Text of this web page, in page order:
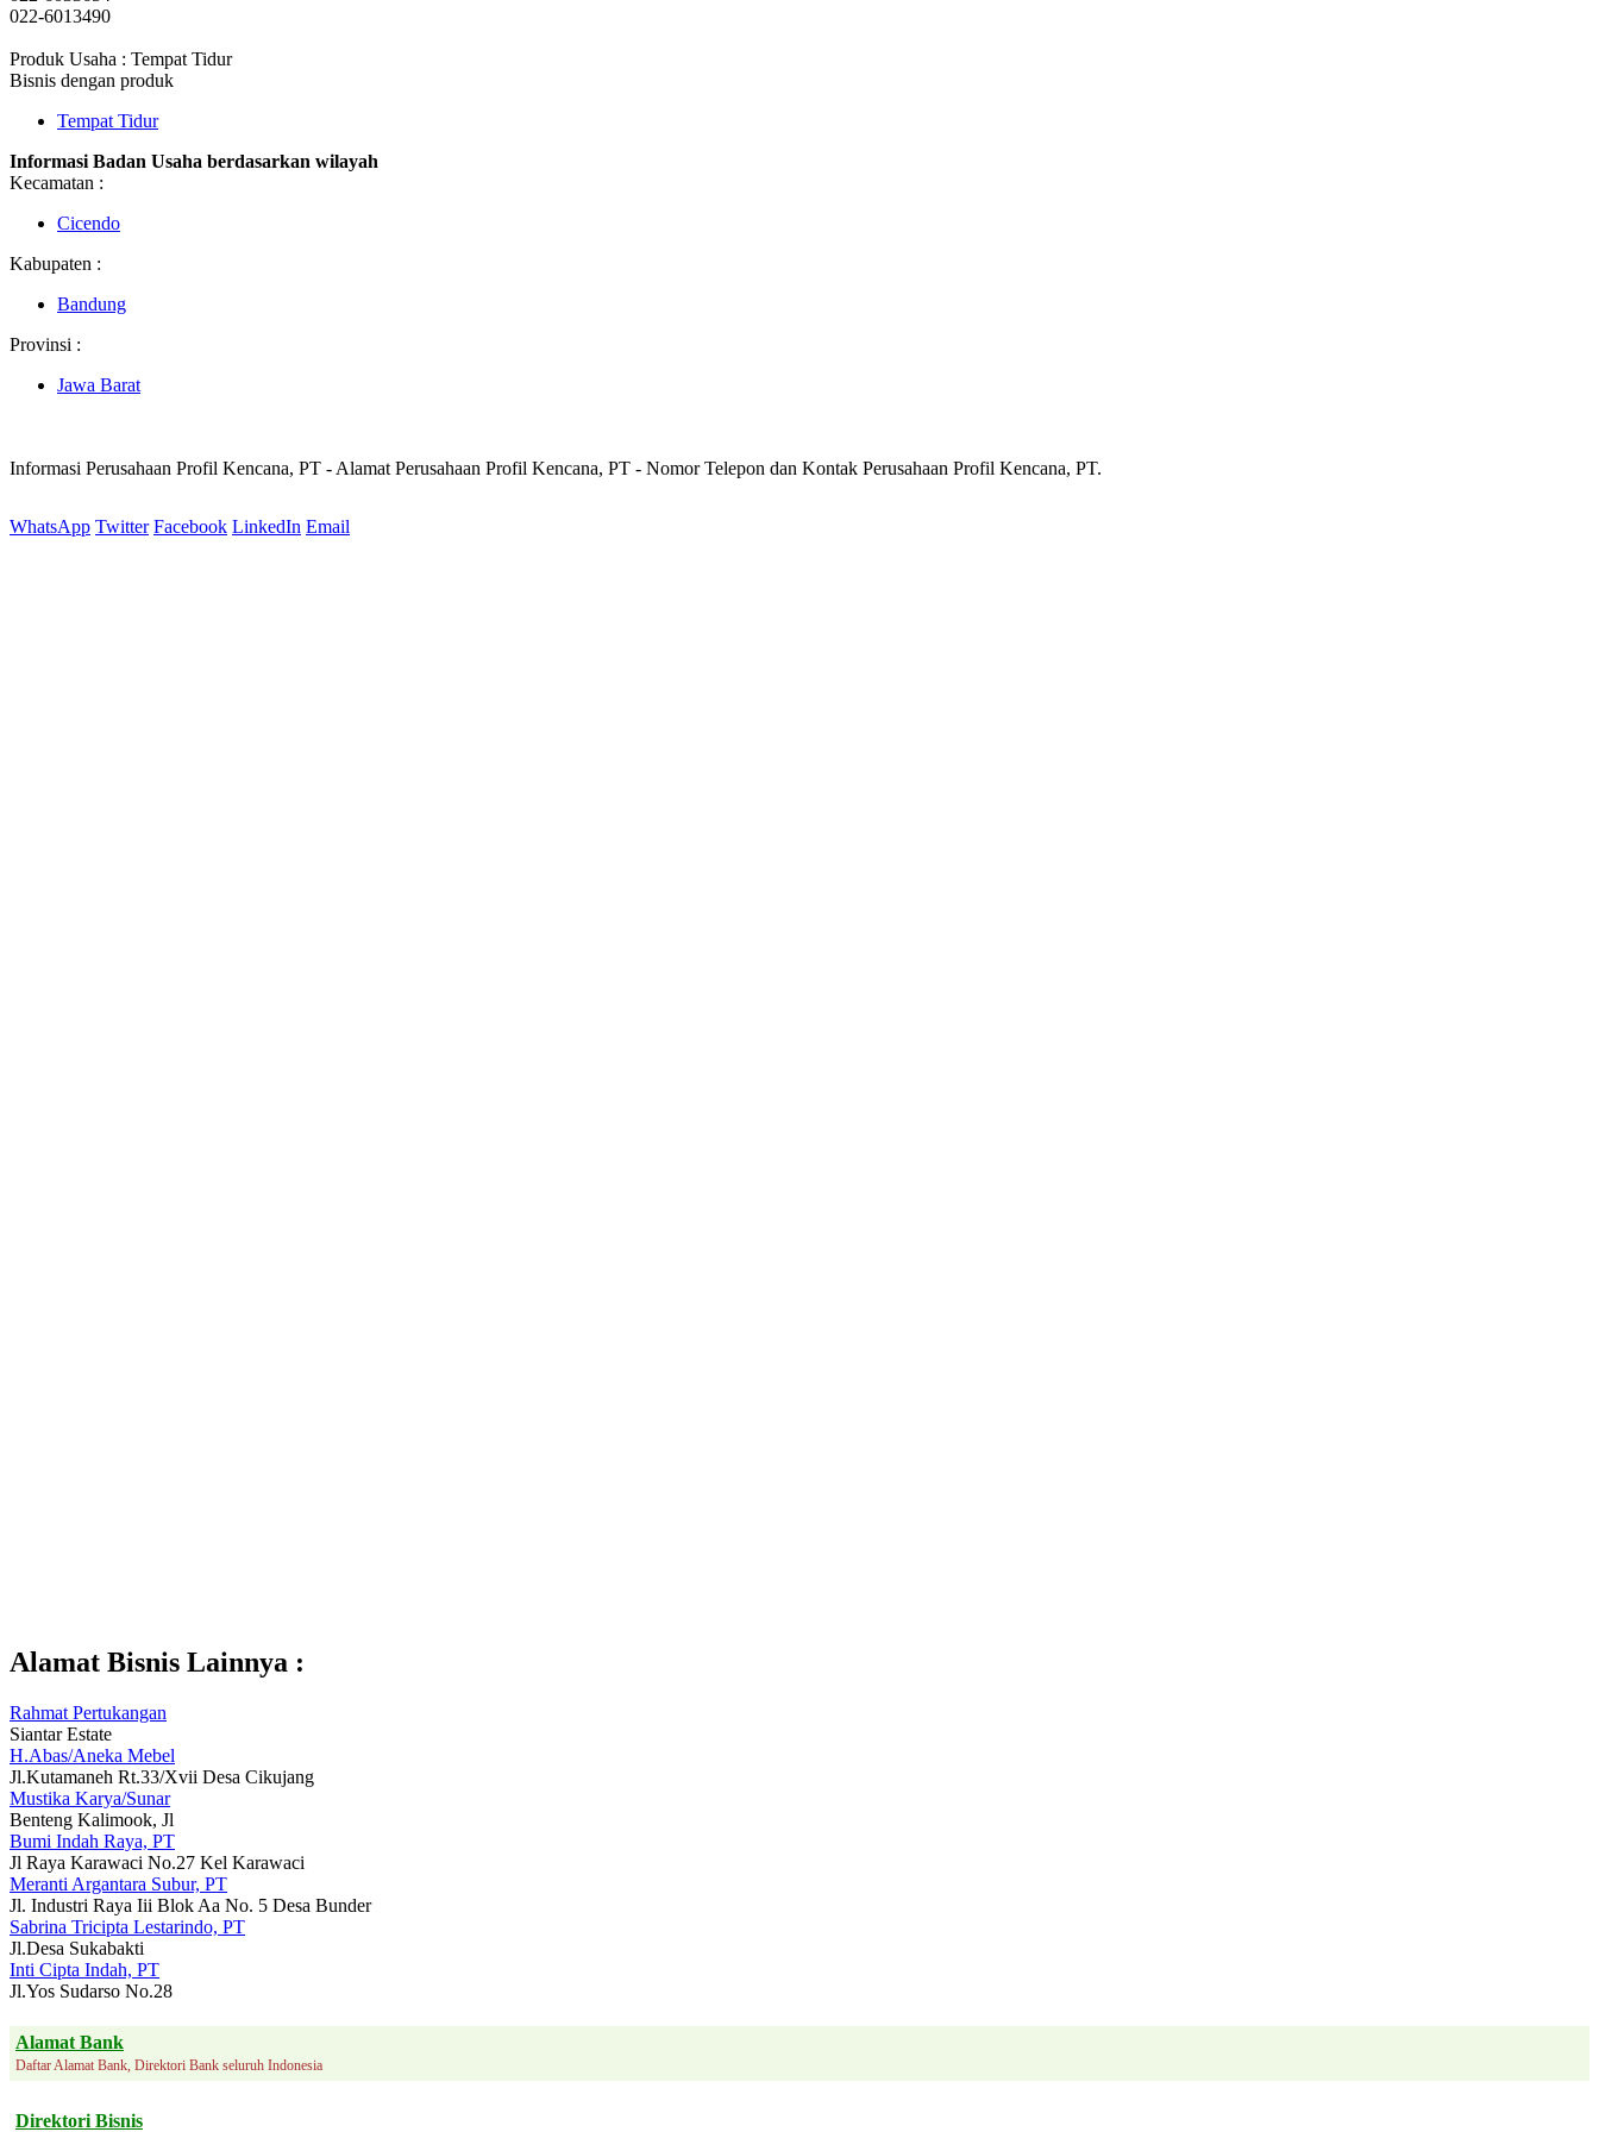
022-6013490
Produk Usaha : Tempat Tidur
Bisnis dengan produk
Tempat Tidur
Informasi Badan Usaha berdasarkan wilayah
Kecamatan :
Cicendo
Kabupaten :
Bandung
Provinsi :
Jawa Barat
Informasi Perusahaan Profil Kencana, PT - Alamat Perusahaan Profil Kencana, PT - Nomor Telepon dan Kontak Perusahaan Profil Kencana, PT.
WhatsApp Twitter Facebook LinkedIn Email
Alamat Bisnis Lainnya :
Rahmat Pertukangan
Siantar Estate
H.Abas/Aneka Mebel
Jl.Kutamaneh Rt.33/Xvii Desa Cikujang
Mustika Karya/Sunar
Benteng Kalimook, Jl
Bumi Indah Raya, PT
Jl Raya Karawaci No.27 Kel Karawaci
Meranti Argantara Subur, PT
Jl. Industri Raya Iii Blok Aa No. 5 Desa Bunder
Sabrina Tricipta Lestarindo, PT
Jl.Desa Sukabakti
Inti Cipta Indah, PT
Jl.Yos Sudarso No.28
Alamat Bank
Daftar Alamat Bank, Direktori Bank seluruh Indonesia
Direktori Bisnis